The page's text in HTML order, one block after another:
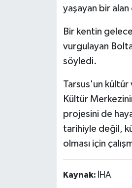
yaşayan bir alan
Bir kentin
vurgulayan
söyledi.
Tarsus'un kültür
Kültür
projesini de
tarihiyle değil,
olması için
Kaynak: İHA